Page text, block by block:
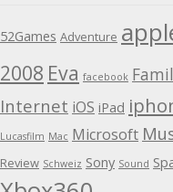
52Games Adventure
2008 Eva facebook
Internet iOS iPad
Lucasfilm Mac Microsoft
Review Schweiz Sony Sound